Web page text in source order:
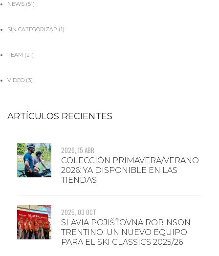
NEWS (51)
SIN CATEGORIZAR (1)
TEAM (21)
VIDEO (3)
ARTÍCULOS RECIENTES
2026, 15 ABR
COLECCIÓN PRIMAVERA/VERANO
2026: YA DISPONIBLE EN LAS
TIENDAS
2025, 03 OCT
SLAVIA POJIŠŤOVNA ROBINSON
TRENTINO: UN NUEVO EQUIPO
PARA EL SKI CLASSICS 2025/26